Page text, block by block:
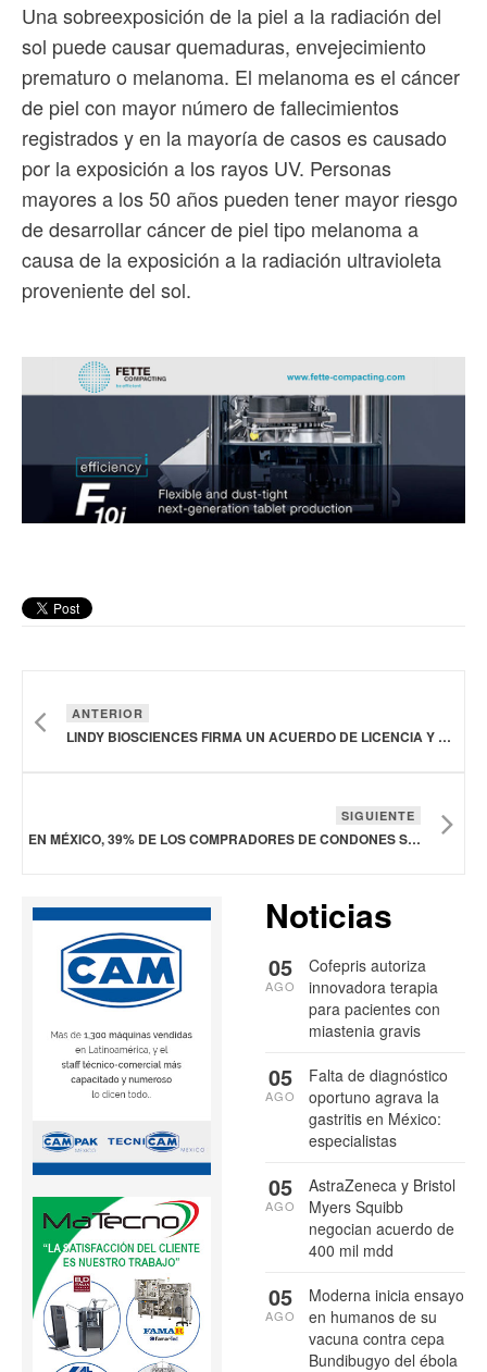
Una sobreexposición de la piel a la radiación del
sol puede causar quemaduras, envejecimiento
prematuro o melanoma. El melanoma es el cáncer
de piel con mayor número de fallecimientos
registrados y en la mayoría de casos es causado
por la exposición a los rayos UV. Personas
mayores a los 50 años pueden tener mayor riesgo
de desarrollar cáncer de piel tipo melanoma a
causa de la exposición a la radiación ultravioleta
proveniente del sol.
ANTERIOR
LINDY BIOSCIENCES FIRMA UN ACUERDO DE LICENCIA Y COLABORACIÓN CON NOVARTIS
SIGUIENTE
EN MÉXICO, 39% DE LOS COMPRADORES DE CONDONES SON MUJERES
Noticias
Cofepris autoriza
innovadora terapia
para pacientes con
miastenia gravis
05
AGO
Falta de diagnóstico
oportuno agrava la
gastritis en México:
especialistas
05
AGO
AstraZeneca y Bristol
Myers Squibb
negocian acuerdo de
400 mil mdd
05
AGO
Moderna inicia ensayo
en humanos de su
vacuna contra cepa
Bundibugyo del ébola
05
AGO